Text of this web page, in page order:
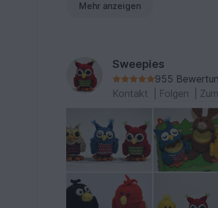
Mehr anzeigen
Sweepies
955
Kontakt
Folgen